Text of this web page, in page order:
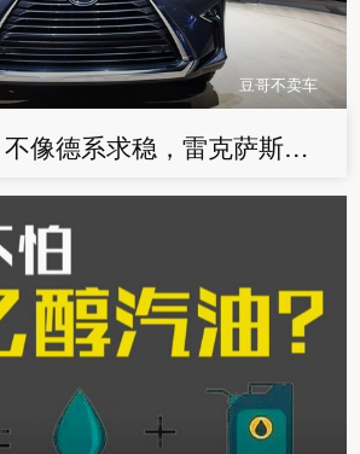
豆哥不卖车
豆车一分钟：不像德系求稳，雷克萨斯设计很激进，特别着急